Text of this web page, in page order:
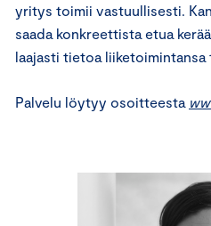
yritys toimii vastuullisesti.
saada konkreettista etua
laajasti tietoa liiketoimintansa
Palvelu löytyy osoitteesta